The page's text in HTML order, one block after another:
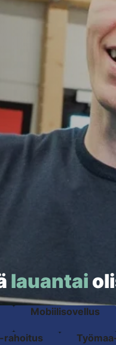
lauantai
Mobiilisovellus
rahoitus